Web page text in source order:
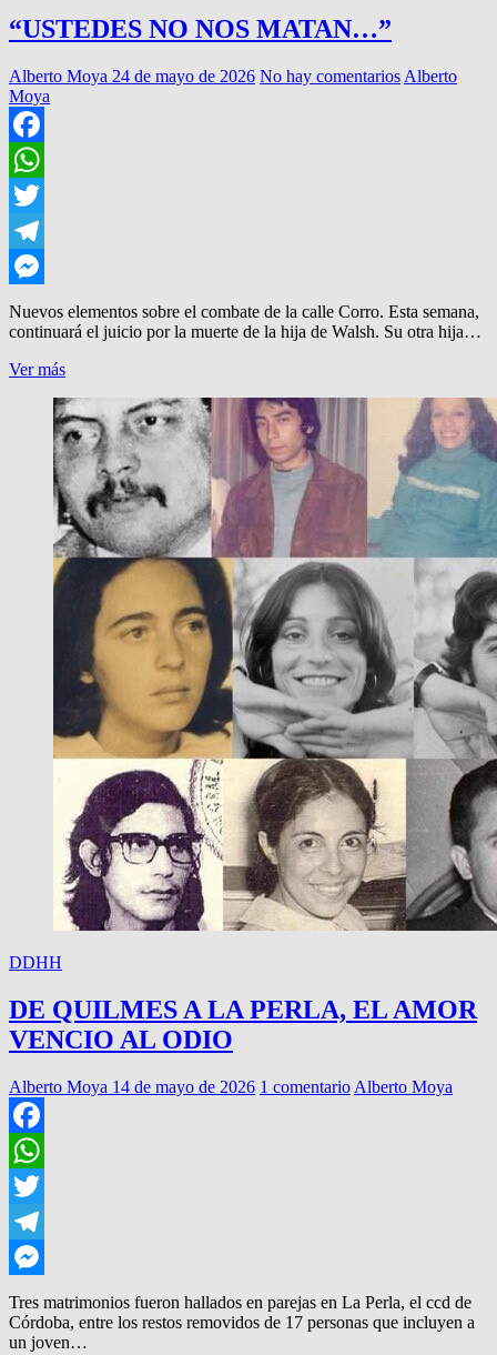
“USTEDES NO NOS MATAN…”
Alberto Moya 24 de mayo de 2026 No hay comentarios Alberto
Moya
Facebook
WhatsApp
Twitter
Telegram
Messenger
Nuevos elementos sobre el combate de la calle Corro. Esta semana,
continuará el juicio por la muerte de la hija de Walsh. Su otra hija…
Ver más“USTEDES
NOS
MATAN…”
DDHH
DE QUILMES A LA PERLA, EL AMOR
VENCIO AL ODIO
Alberto Moya 14 de mayo de 2026 1 comentario Alberto Moya
Facebook
WhatsApp
Twitter
Telegram
Messenger
Tres matrimonios fueron hallados en parejas en La Perla, el ccd de
Córdoba, entre los restos removidos de 17 personas que incluyen a
un joven…